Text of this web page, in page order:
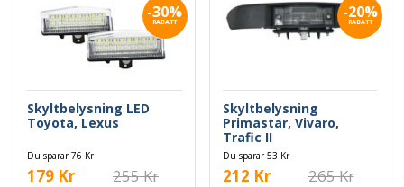
-30%
RABATT
Skyltbelysning LED
Toyota, Lexus
Du sparar 76 Kr
179 Kr 255 Kr
-20%
RABATT
Skyltbelysning
Primastar, Vivaro,
Trafic II
Du sparar 53 Kr
212 Kr 265 Kr